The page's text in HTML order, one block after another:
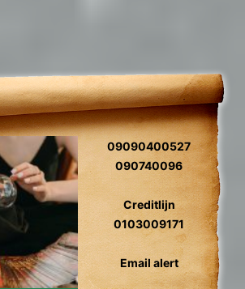
09090400527
090740096
Creditlijn
0103009171
Email alert